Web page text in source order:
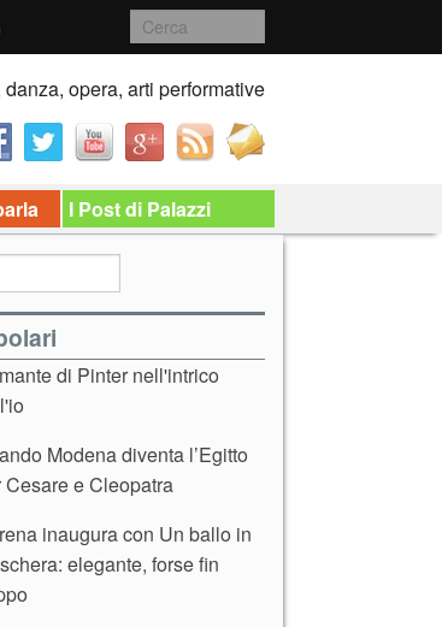
opera, arti performative
I Post di Palazzi
di Pinter nell'intrico
Modena diventa l’Egitto
Cesare e Cleopatra
inaugura con Un ballo in
elegante, forse fin